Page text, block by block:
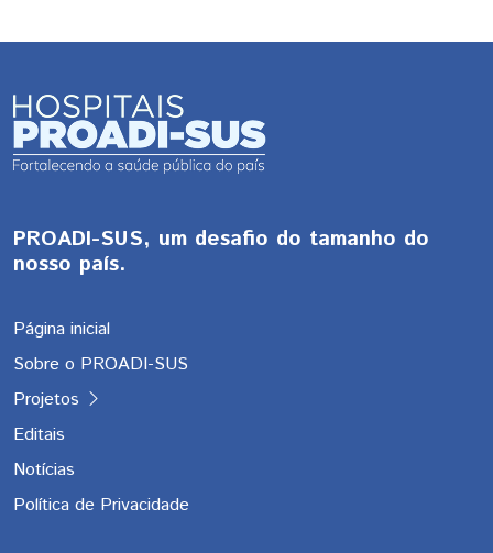
PROADI-SUS, um desafio do tamanho do
nosso país.
Página inicial
Sobre o PROADI-SUS
Projetos
Editais
Notícias
Política de Privacidade